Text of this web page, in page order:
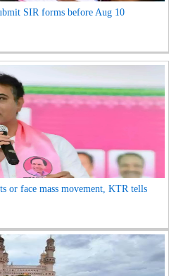
SIR forms before Aug 10
or face mass movement, KTR tells